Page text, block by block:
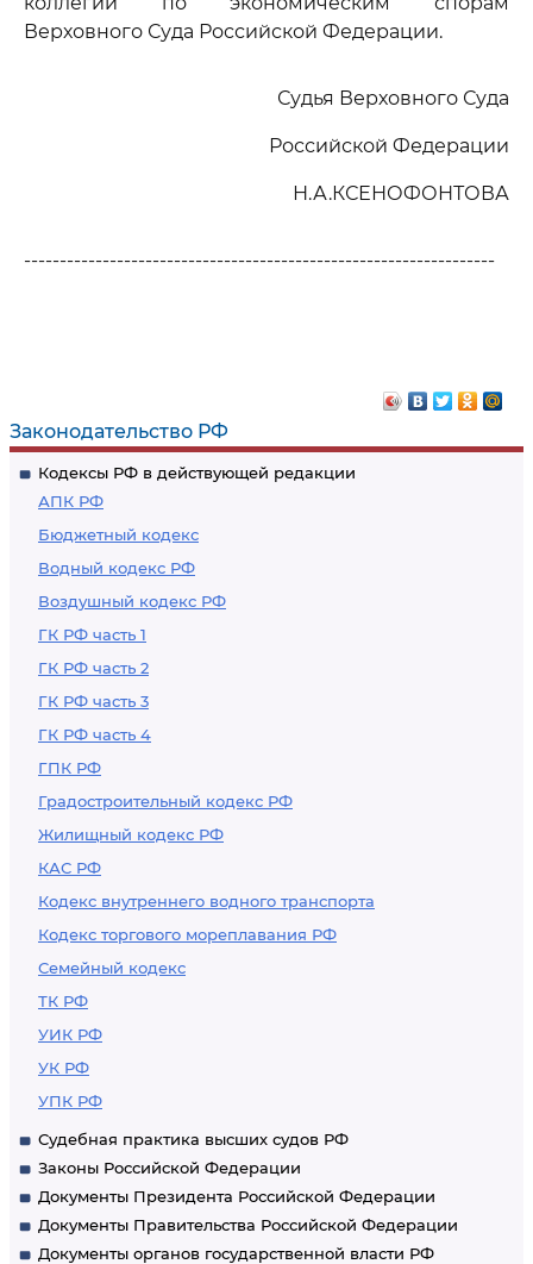
Законодательство РФ
Кодексы РФ в действующей редакции
АПК РФ
Бюджетный кодекс
Водный кодекс РФ
Воздушный кодекс РФ
ГК РФ часть 1
ГК РФ часть 2
ГК РФ часть 3
ГК РФ часть 4
ГПК РФ
Градостроительный кодекс РФ
Жилищный кодекс РФ
КАС РФ
Кодекс внутреннего водного транспорта
Кодекс торгового мореплавания РФ
Семейный кодекс
ТК РФ
УИК РФ
УК РФ
УПК РФ
Судебная практика высших судов РФ
Законы Российской Федерации
Документы Президента Российской Федерации
Документы Правительства Российской Федерации
Документы органов государственной власти РФ
Верховного Суда Российской Федерации.
Судья Верховного Суда
Российской Федерации
Н.А.КСЕНОФОНТОВА
------------------------------------------------------------------